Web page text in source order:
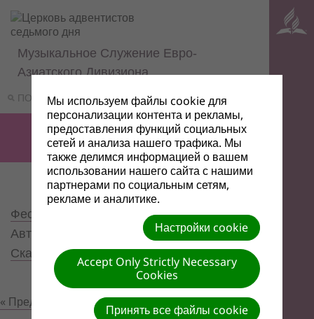
ПОИСК МЕНЮ
Музыкальное Служение Евро-
Азиатского Дивизиона
Фестиваль "Звуки неба", Минск, 2015|
Автор: Anna Stolyar | Размер (МБ): 0.05 |
Скачать | Просмотров: 0
« Предыдущий Следующий »
Мы используем файлы cookie для
персонализации контента и рекламы,
предоставления функций социальных
сетей и анализа нашего трафика. Мы
также делимся информацией о вашем
использовании нашего сайта с нашими
партнерами по социальным сетям,
рекламе и аналитике.
Настройки cookie
Accept Only Strictly Necessary
Cookies
Принять все файлы cookie